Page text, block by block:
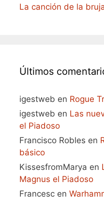
La canción de la
Últimos
igestweb en Rogue
igestweb en Las
el Piadoso
Francisco Robles en
básico
KissesfromMarya en
Magnus el Piadoso
Francesc en